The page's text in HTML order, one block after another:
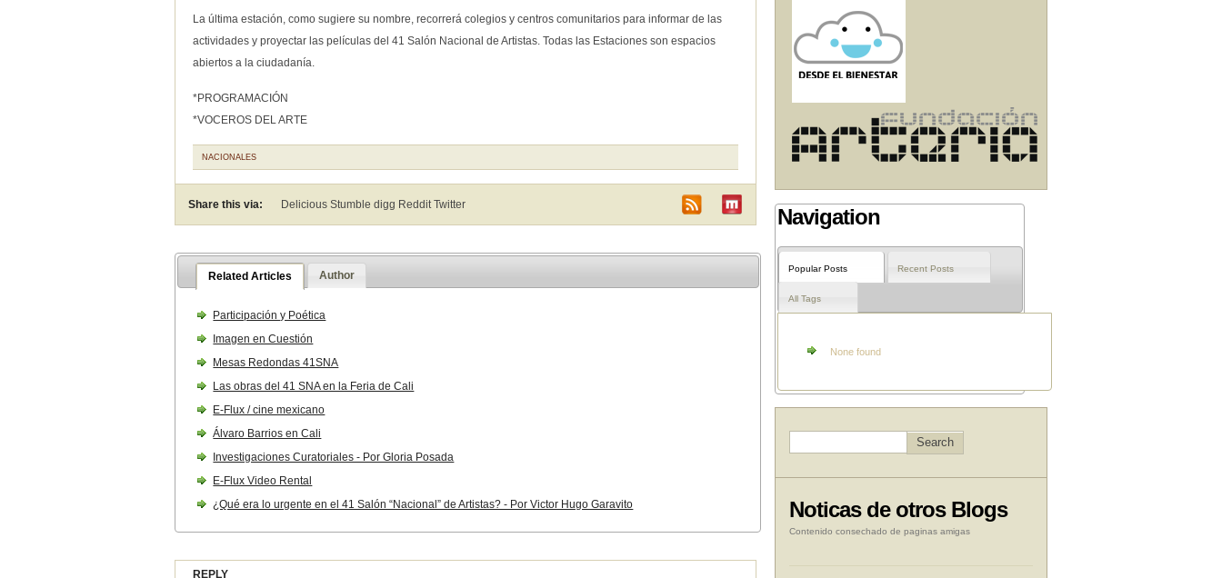
La última estación, como sugiere su nombre, recorrerá colegios y centros comunitarios para informar de las
actividades y proyectar las películas del 41 Salón Nacional de Artistas. Todas las Estaciones son espacios
abiertos a la ciudadanía.
*PROGRAMACIÓN
*VOCEROS DEL ARTE
NACIONALES
Share this via: Delicious Stumble digg RedditTwitter
Related Articles Author
Participación y Poética
Imagen en Cuestión
Mesas Redondas 41SNA
Las obras del 41 SNA en la Feria de Cali
E-Flux / cine mexicano
Álvaro Barrios en Cali
Investigaciones Curatoriales - Por Gloria Posada
E-Flux Video Rental
¿Qué era lo urgente en el 41 Salón “Nacional” de Artistas? - Por Victor Hugo Garavito
REPLY
Navigation
Popular Posts Recent Posts
All Tags
None found
Noticas de otros Blogs
Contenido consechado de paginas amigas